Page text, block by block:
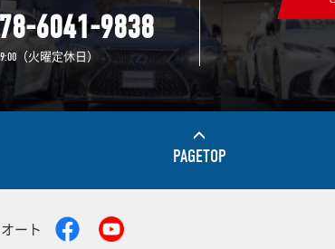
6041-9838
（火曜定休日）
PAGETOP
ート